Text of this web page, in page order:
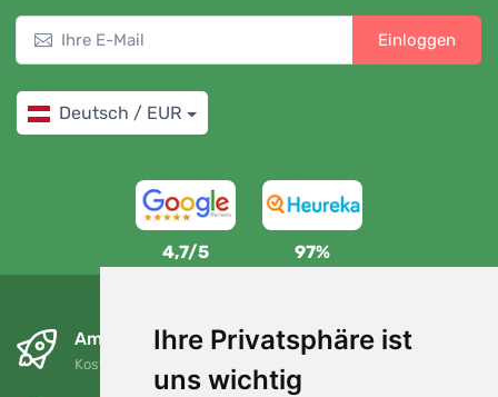
Ihre Privatsphäre ist
uns wichtig
Einloggen
Deutsch / EUR
4,7/5 97%
Am nächsten Tag und kostenlos
Kostenloser Versand für Bestellungen über 80 EUR